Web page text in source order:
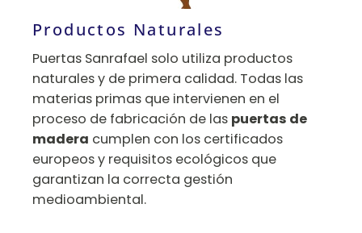
Productos Naturales
Puertas Sanrafael solo utiliza productos
naturales y de primera calidad. Todas las
materias primas que intervienen en el
proceso de fabricación de las puertas de
madera cumplen con los certificados
europeos y requisitos ecológicos que
garantizan la correcta gestión
medioambiental.